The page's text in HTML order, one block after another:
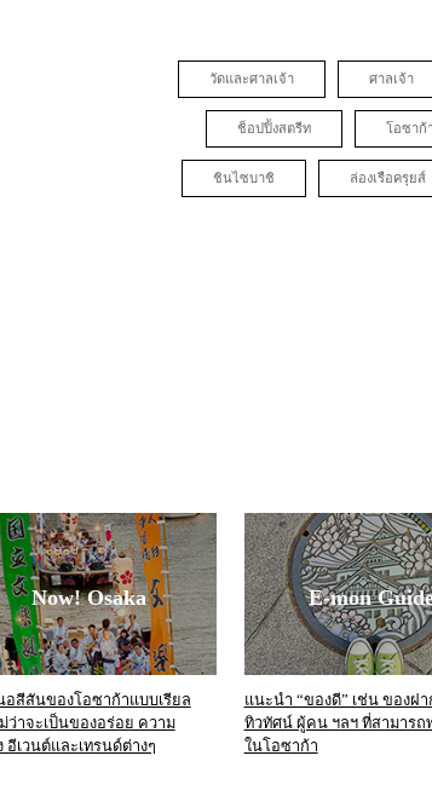
วัดและศาลเจ้า ศาลเจ้า
ช็อปปิ้งสตรีท โอซาก้
ชินไซบาชิ ล่องเรือครุยส์
Now! Osaka
อสีสันของโอซาก้าแบบเรียล
ว่าจะเป็นของอร่อย ความ
อีเวนต์และเทรนด์ต่างๆ
E-mon
แนะนำ “ของดี” เช่น ของฝ
ทิวทัศน์ ผู้คน ฯลฯ ที่สามารถ
ในโอซาก้า